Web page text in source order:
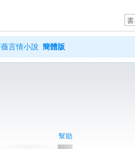
言情小說 簡體版
幫助